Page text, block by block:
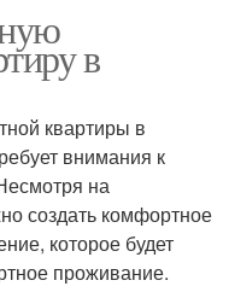
в
квартиры в
внимания к
на
создать комфортное
которое будет
проживание.